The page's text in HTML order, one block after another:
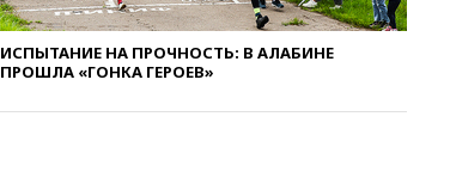
вчера, 20:12Минобороны
Болгарии: упавший в стране
беспилотник, скорее всего,
ИСПЫТАНИЕ НА ПРОЧНОСТЬ: В АЛАБИНЕ
ПРОШЛА «ГОНКА ГЕРОЕВ»